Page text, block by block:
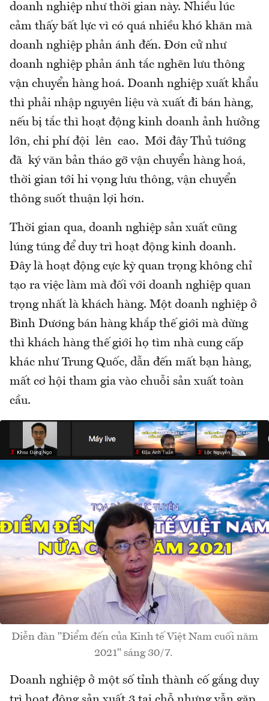
doanh nghiệp như thời gian này. Nhiều lúc
cảm thấy bất lực vì có quá nhiều khó khăn mà
doanh nghiệp phản ánh đến. Đơn cử như
doanh nghiệp phản ánh tắc nghẽn lưu thông
vận chuyển hàng hoá. Doanh nghiệp xuất khẩu
thì phải nhập nguyên liệu và xuất đi bán hàng,
nếu bị tắc thì hoạt động kinh doanh ảnh hưởng
lớn, chi phí đội lên cao. Mới đây Thủ tướng
đã ký văn bản tháo gỡ vận chuyển hàng hoá,
thời gian tới hi vọng lưu thông, vận chuyển
thông suốt thuận lợi hơn.
Thời gian qua, doanh nghiệp sản xuất cũng
lúng túng để duy trì hoạt động kinh doanh.
Đây là hoạt động cực kỳ quan trọng không chỉ
tạo ra việc làm mà đối với doanh nghiệp quan
trọng nhất là khách hàng. Một doanh nghiệp ở
Bình Dương bán hàng khắp thế giới mà dừng
thì khách hàng thế giới họ tìm nhà cung cấp
khác như Trung Quốc, dẫn đến mất bạn hàng,
mất cơ hội tham gia vào chuỗi sản xuất toàn
cầu.
Diễn đàn "Điểm đến của Kinh tế Việt Nam cuối năm
2021" sáng 30/7.
Doanh nghiệp ở một số tỉnh thành cố gắng duy